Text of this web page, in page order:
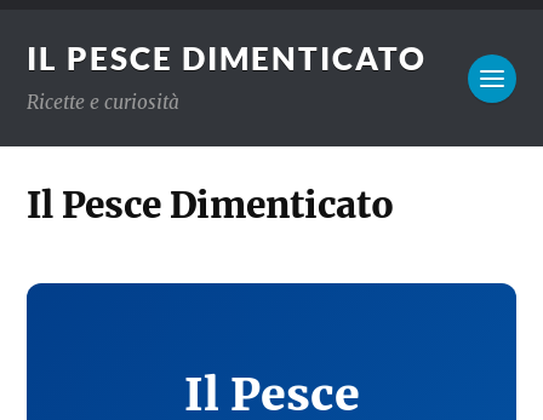
IL PESCE DIMENTICATO
Ricette e curiosità
Il Pesce Dimenticato
Il Pesce